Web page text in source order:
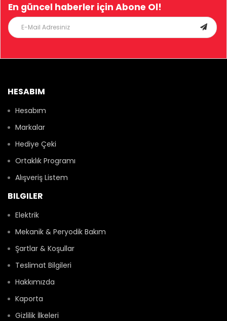
En güncel haberler için Abone Ol!
HESABIM
Hesabım
Markalar
Hediye Çeki
Ortaklık Programı
Alışveriş Listem
BILGILER
Elektrik
Mekanik & Peryodik Bakım
Şartlar & Koşullar
Teslimat Bilgileri
Hakkımızda
Kaporta
Gizlilik İlkeleri